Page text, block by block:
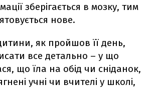
зберігається в мозку, тим
нове.
як пройшов її день,
все детально – у що
що їла на обід чи сніданок,
учні чи вчителі у школі,